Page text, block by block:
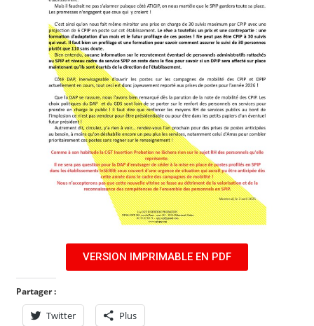
VERSION IMPRIMABLE EN PDF
Partager :
Twitter Plus